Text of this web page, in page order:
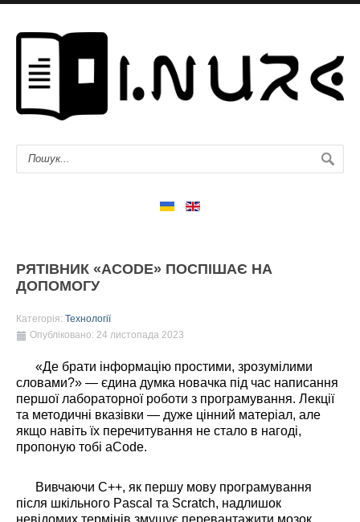
РЯТІВНИК «ACODE» ПОСПІШАЄ НА
ДОПОМОГУ
Категорія: Технології
Опубліковано: 24 листопада 2023
«Де брати інформацію простими, зрозумілими
словами?» — єдина думка новачка під час написання
першої лабораторної роботи з програмування. Лекції
та методичні вказівки — дуже цінний матеріал, але
якщо навіть їх перечитування не стало в нагоді,
пропоную тобі aCode.
Вивчаючи C++, як першу мову програмування
після шкільного Pascal та Scratch, надлишок